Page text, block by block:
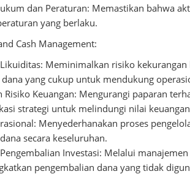
dan Peraturan: Memastikan bahwa
yang berlaku.
Cash Management:
Meminimalkan risiko
yang cukup untuk mendukung
Risiko Keuangan: Mengurangi paparan
strategi untuk melindungi nilai
Menyederhanakan proses
secara keseluruhan.
Investasi: Melalui
pengembalian dana yang tidak